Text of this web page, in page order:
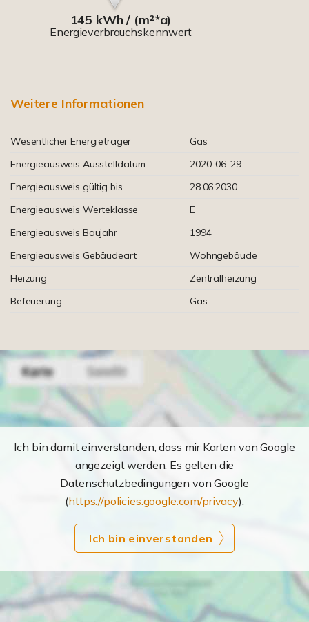
145 kWh / (m²*a)
Energieverbrauchskennwert
Weitere Informationen
Wesentlicher Energieträger
Gas
Energieausweis Ausstelldatum
2020-06-29
Energieausweis gültig bis
28.06.2030
Energieausweis Werteklasse
E
Energieausweis Baujahr
1994
Energieausweis Gebäudeart
Wohngebäude
Heizung
Zentralheizung
Befeuerung
Gas
Ich bin damit einverstanden, dass mir Karten von Google
angezeigt werden. Es gelten die
Datenschutzbedingungen von Google
(https://policies.google.com/privacy).
Ich bin einverstanden